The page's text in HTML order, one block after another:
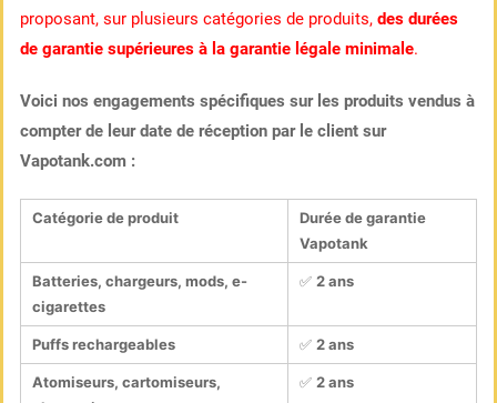
proposant, sur plusieurs catégories de produits, des durées
de garantie supérieures à la garantie légale minimale.
Voici nos engagements spécifiques sur les produits vendus à
compter de leur date de réception par le client sur
Vapotank.com :
Catégorie de produit
Durée de garantie
Vapotank
Batteries, chargeurs, mods, e-
cigarettes
✅ 2 ans
Puffs rechargeables ✅ 2 ans
Atomiseurs, cartomiseurs,
✅ 2 ans